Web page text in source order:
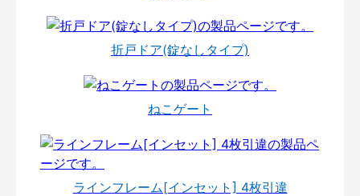
折戸ドア(錠なしタイプ)
ねこゲート
ラインフレーム[インセット] 4枚引違